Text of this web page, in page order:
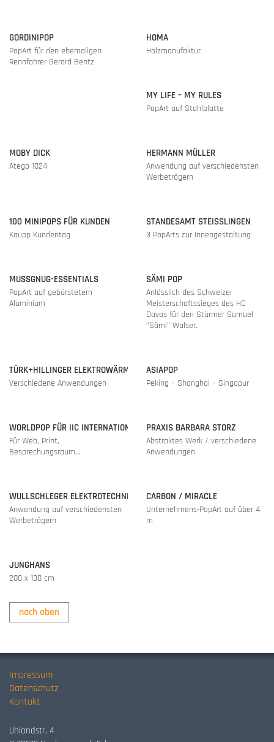
GORDINIPOP
PopArt für den ehemaligen
Rennfahrer Gerard Bentz
HOMA
Holzmanufaktur
MY LIFE – MY RULES
PopArt auf Stahlplatte
MOBY DICK
Atego 1024
HERMANN MÜLLER
Anwendung auf verschiedensten
Werbeträgern
100 MINIPOPS FÜR KUNDEN
Kaupp Kundentag
STANDESAMT STEISSLINGEN
3 PopArts zur Innengestaltung
MUSSGNUG-ESSENTIALS
PopArt auf gebürstetem
Aluminium
SÄMI POP
Anlässlich des Schweizer
Meisterschaftssieges des HC
Davos für den Stürmer Samuel
”Sämi” Walser.
TÜRK+HILLINGER ELEKTROWÄRME
Verschiedene Anwendungen
ASIAPOP
Peking – Shanghai – Singapur
WORLDPOP FÜR IIC INTERNATIONAL
Für Web, Print,
Besprechungsraum...
PRAXIS BARBARA STORZ
Abstraktes Werk / verschiedene
Anwendungen
WULLSCHLEGER ELEKTROTECHNIK
Anwendung auf verschiedensten
Werbeträgern
CARBON / MIRACLE
Unternehmens-PopArt auf über 4
m
JUNGHANS
200 x 130 cm
nach oben
Impressum
Datenschutz
Kontakt
Uhlandstr. 4